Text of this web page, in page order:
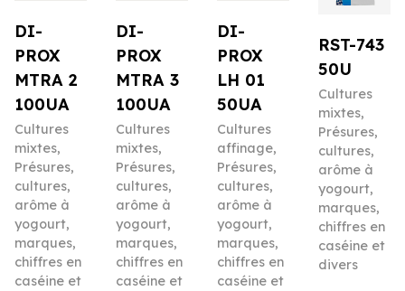
DI-
PROX
MTRA 2
100UA
Cultures
mixtes,
Présures,
cultures,
arôme à
yogourt,
marques,
chiffres en
caséine et
DI-
PROX
MTRA 3
100UA
Cultures
mixtes,
Présures,
cultures,
arôme à
yogourt,
marques,
chiffres en
caséine et
DI-
PROX
LH 01
50UA
Cultures
affinage,
Présures,
cultures,
arôme à
yogourt,
marques,
chiffres en
caséine et
RST-743
50U
Cultures
mixtes,
Présures,
cultures,
arôme à
yogourt,
marques,
chiffres en
caséine et
divers